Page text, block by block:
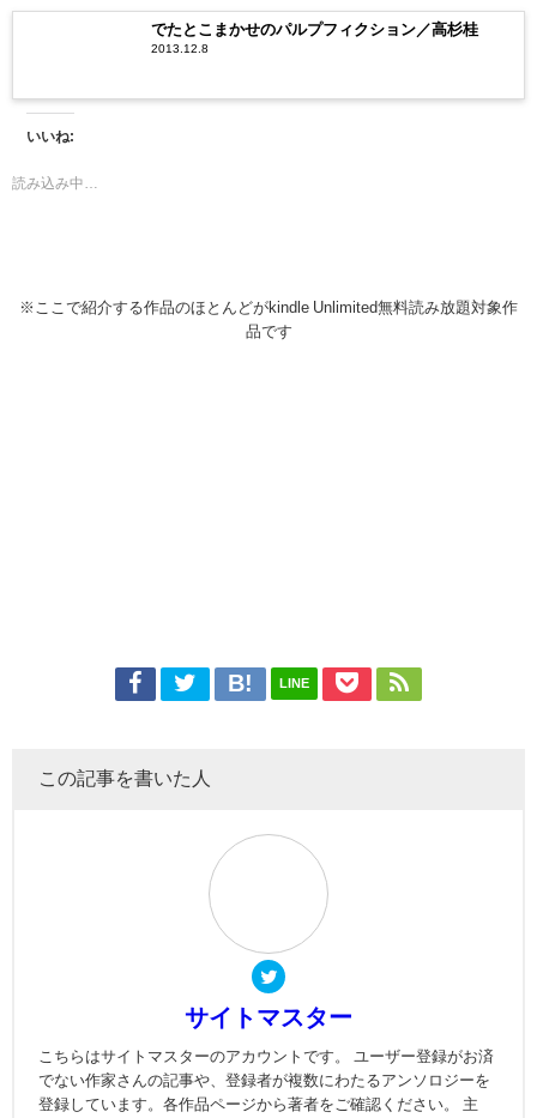
でたとこまかせのパルプフィクション／高杉桂
2013.12.8
いいね:
読み込み中…
※ここで紹介する作品のほとんどがkindle Unlimited無料読み放題対象作
品です
LINE
この記事を書いた人
サイトマスター
こちらはサイトマスターのアカウントです。 ユーザー登録がお済
でない作家さんの記事や、登録者が複数にわたるアンソロジーを
登録しています。各作品ページから著者をご確認ください。 主